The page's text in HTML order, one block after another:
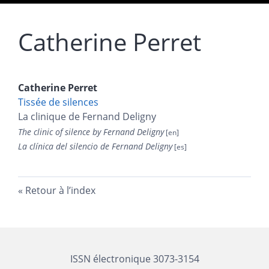
Catherine Perret
Catherine Perret
Tissée de silences
La clinique de Fernand Deligny
The clinic of silence by Fernand Deligny
La clínica del silencio de Fernand Deligny
Retour à l’index
ISSN électronique 3073-3154